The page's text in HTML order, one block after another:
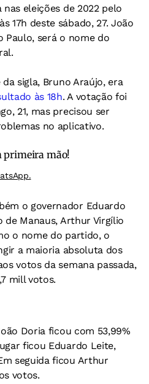
eleições de 2022 pelo
17h deste sábado, 27. João
Paulo, será o nome do
sigla, Bruno Araújo, era
às 18h. A votação foi
21, mas precisou ser
no aplicativo.
primeira mão!
o governador Eduardo
de Manaus, Arthur Virgílio
o nome do partido, o
a maioria absoluta dos
votos da semana passada,
mill votos.
Doria ficou com 53,99%
ficou Eduardo Leite,
seguida ficou Arthur
votos.